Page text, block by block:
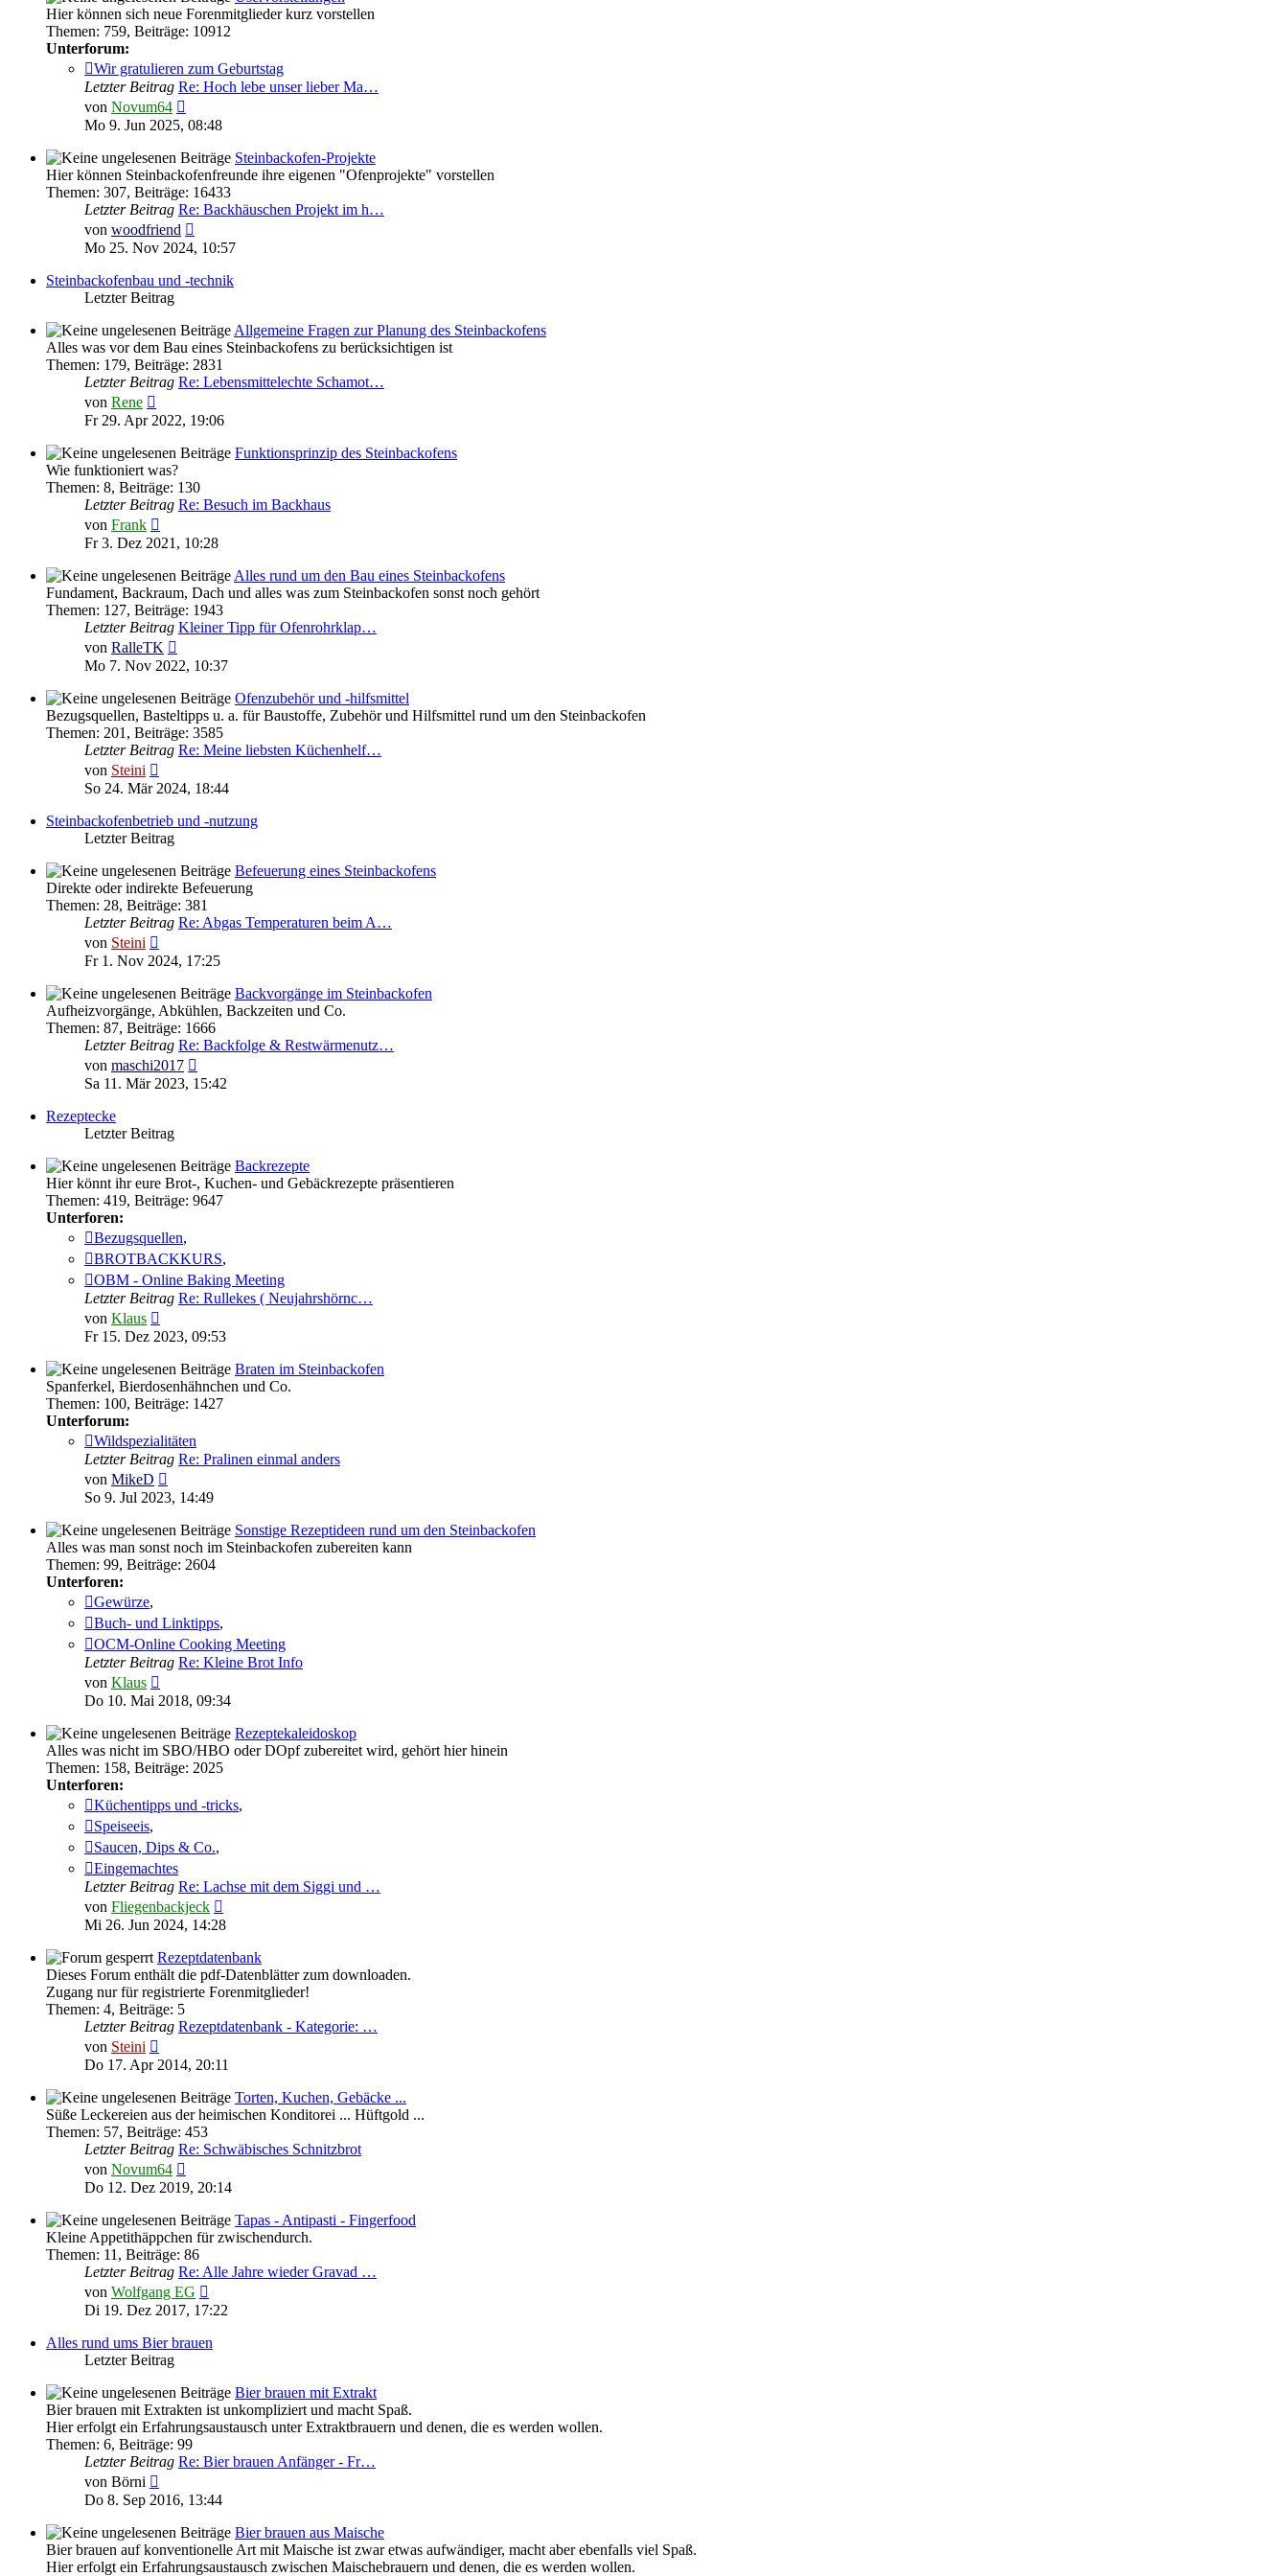
Hier können sich neue Forenmitglieder kurz vorstellen
Themen: 759, Beiträge: 10912
Unterforum:
Wir gratulieren zum Geburtstag
Letzter Beitrag Re: Hoch lebe unser lieber Ma…
von Novum64
Beitrag
Mo 9. Jun 2025, 08:48
Steinbackofen-Projekte
Hier können Steinbackofenfreunde ihre eigenen "Ofenprojekte" vorstellen
Themen: 307, Beiträge: 16433
Letzter Beitrag Re: Backhäuschen Projekt im h…
von woodfriend
Beitrag
Mo 25. Nov 2024, 10:57
Steinbackofenbau und -technik
Letzter Beitrag
Allgemeine Fragen zur Planung des Steinbackofens
Alles was vor dem Bau eines Steinbackofens zu berücksichtigen ist
Themen: 179, Beiträge: 2831
Letzter Beitrag Re: Lebensmittelechte Schamot…
von Rene
Beitrag
Fr 29. Apr 2022, 19:06
Funktionsprinzip des Steinbackofens
Wie funktioniert was?
Themen: 8, Beiträge: 130
Letzter Beitrag Re: Besuch im Backhaus
von Frank
Beitrag
Fr 3. Dez 2021, 10:28
Alles rund um den Bau eines Steinbackofens
Fundament, Backraum, Dach und alles was zum Steinbackofen sonst noch gehört
Themen: 127, Beiträge: 1943
Letzter Beitrag Kleiner Tipp für Ofenrohrklap…
von RalleTK
Beitrag
Mo 7. Nov 2022, 10:37
Ofenzubehör und -hilfsmittel
Bezugsquellen, Basteltipps u. a. für Baustoffe, Zubehör und Hilfsmittel rund um den Steinbackofen
Themen: 201 , Beiträge: 3585
Letzter Beitrag Re: Meine liebsten Küchenhelf…
von Steini
Beitrag
So 24. Mär 2024, 18:44
Steinbackofenbetrieb und -nutzung
Letzter Beitrag
Befeuerung eines Steinbackofens
Direkte oder indirekte Befeuerung
Themen: 28, Beiträge: 381
Letzter Beitrag Re: Abgas Temperaturen beim A…
von Steini
Beitrag
Fr 1. Nov 2024, 17:25
Backvorgänge im Steinbackofen
Aufheizvorgänge, Abkühlen, Backzeiten und Co.
Themen: 87, Beiträge: 1666
Letzter Beitrag Re: Backfolge & Restwärmenutz…
von maschi2017
Beitrag
Sa 11. Mär 2023, 15:42
Rezeptecke
Letzter Beitrag
Backrezepte
Hier könnt ihr eure Brot-, Kuchen- und Gebäckrezepte präsentieren
Themen: 419, Beiträge: 9647
Unterforen:
Bezugsquellen,
BROTBACKKURS,
OBM - Online Baking Meeting
Letzter Beitrag Re: Rullekes ( Neujahrshörnc…
von Klaus
Beitrag
Fr 15. Dez 2023, 09:53
Braten im Steinbackofen
Spanferkel, Bierdosenhähnchen und Co.
Themen: 100, Beiträge: 1427
Unterforum:
Wildspezialitäten
Letzter Beitrag Re: Pralinen einmal anders
von MikeD
Beitrag
So 9. Jul 2023, 14:49
Sonstige Rezeptideen rund um den Steinbackofen
Alles was man sonst noch im Steinbackofen zubereiten kann
Themen: 99, Beiträge: 2604
Unterforen:
Gewürze,
Buch- und Linktipps,
OCM-Online Cooking Meeting
Letzter Beitrag Re: Kleine Brot Info
von Klaus
Beitrag
Do 10. Mai 2018, 09:34
Rezeptekaleidoskop
Alles was nicht im SBO/HBO oder DOpf zubereitet wird, gehört hier hinein
Themen: 158, Beiträge: 2025
Unterforen:
Küchentipps und -tricks,
Speiseeis,
Saucen, Dips & Co.,
Eingemachtes
Letzter Beitrag Re: Lachse mit dem Siggi und …
von Fliegenbackjeck
Beitrag
Mi 26. Jun 2024, 14:28
Rezeptdatenbank
Dieses Forum enthält die pdf-Datenblätter zum downloaden.
Zugang nur für registrierte Forenmitglieder!
Themen: 4, Beiträge: 5
Letzter Beitrag Rezeptdatenbank - Kategorie: …
von Steini
Beitrag
Do 17. Apr 2014, 20:11
Torten, Kuchen, Gebäcke ...
Süße Leckereien aus der heimischen Konditorei ... Hüftgold ...
Themen: 57, Beiträge: 453
Letzter Beitrag Re: Schwäbisches Schnitzbrot
von Novum64
Beitrag
Do 12. Dez 2019, 20:14
Tapas - Antipasti - Fingerfood
Kleine Appetithäppchen für zwischendurch.
Themen: 11 , Beiträge: 86
Letzter Beitrag Re: Alle Jahre wieder Gravad …
von Wolfgang EG
Beitrag
Di 19. Dez 2017, 17:22
Alles rund ums Bier brauen
Letzter Beitrag
Bier brauen mit Extrakt
Bier brauen mit Extrakten ist unkompliziert und macht Spaß.
Hier erfolgt ein Erfahrungsaustausch unter Extraktbrauern und denen, die es werden wollen.
Themen: 6, Beiträge: 99
Letzter Beitrag Re: Bier brauen Anfänger - Fr…
von Börni
Beitrag
Do 8. Sep 2016, 13:44
Bier brauen aus Maische
Bier brauen auf konventionelle Art mit Maische ist zwar etwas aufwändiger, macht aber ebenfalls viel Spaß.
Hier erfolgt ein Erfahrungsaustausch zwischen Maischebrauern und denen, die es werden wollen.